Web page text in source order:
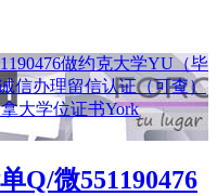
Q/微551190476